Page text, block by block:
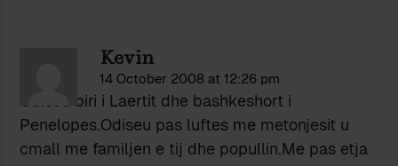
Kevin
14 October 2008 at 12:26 pm
Odiseu biri i Laertit dhe bashkeshort i
Penelopes.Odiseu pas luftes me metonjesit u
cmall me familjen e tij dhe popullin.Me pas etja